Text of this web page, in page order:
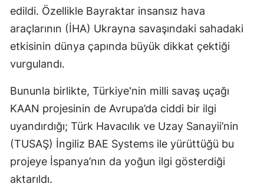
edildi. Özellikle Bayraktar insansız hava
araçlarının (İHA) Ukrayna savaşındaki sahadaki
etkisinin dünya çapında büyük dikkat çektiği
vurgulandı.
Bununla birlikte, Türkiye'nin milli savaş uçağı
KAAN projesinin de Avrupa’da ciddi bir ilgi
uyandırdığı; Türk Havacılık ve Uzay Sanayii’nin
(TUSAŞ) İngiliz BAE Systems ile yürüttüğü bu
projeye İspanya’nın da yoğun ilgi gösterdiği
aktarıldı.